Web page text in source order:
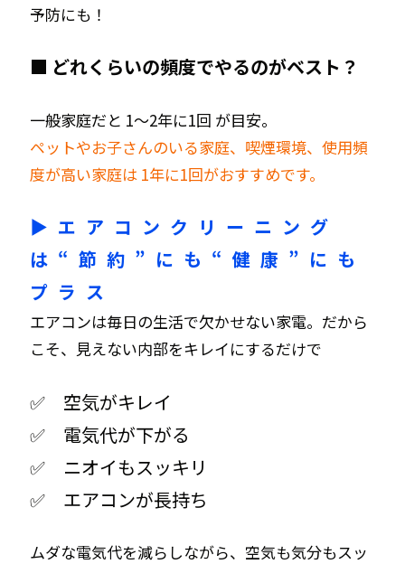
予防にも！
■ どれくらいの頻度でやるのがベスト？
一般家庭だと 1〜2年に1回 が目安。
ペットやお子さんのいる家庭、喫煙環境、使用頻
度が高い家庭は 1年に1回がおすすめです。
▶ エアコンクリーニング
は“節約”にも“健康”にも
プラス
エアコンは毎日の生活で欠かせない家電。だから
こそ、見えない内部をキレイにするだけで
✅ 空気がキレイ
✅ 電気代が下がる
✅ ニオイもスッキリ
✅ エアコンが長持ち
ムダな電気代を減らしながら、空気も気分もスッ